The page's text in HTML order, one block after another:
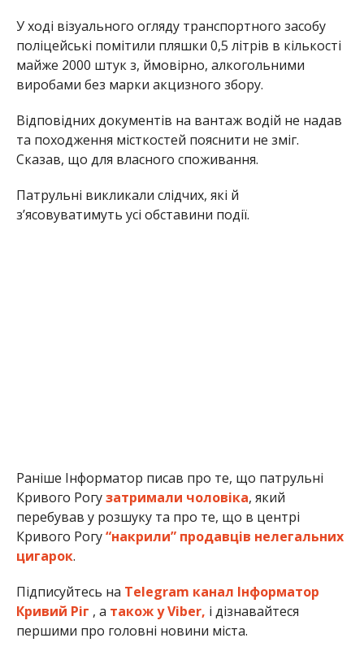
У ході візуального огляду транспортного засобу
поліцейські помітили пляшки 0,5 літрів в кількості
майже 2000 штук з, ймовірно, алкогольними
виробами без марки акцизного збору.
Відповідних документів на вантаж водій не надав
та походження місткостей пояснити не зміг.
Сказав, що для власного споживання.
Патрульні викликали слідчих, які й
з’ясовуватимуть усі обставини події.
Раніше Інформатор писав про те, що патрульні
Кривого Рогузатримали чоловіка, який
перебував у розшуку та про те, що в центрі
Кривого Рогу“накрили” продавців нелегальних
цигарок.
Підписуйтесь на Telegram канал Інформатор
Кривий Ріг , а також у Viber, і дізнавайтеся
першими про головні новини міста.